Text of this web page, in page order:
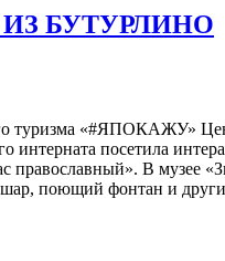
БУТУРЛИНО
туризма «#ЯПОКАЖУ»
интерната посетила
В музее
поющий фонтан и